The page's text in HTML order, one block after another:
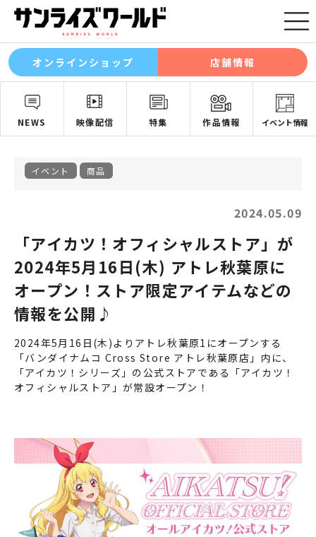
オンラインショップ 店舗情報
NEWS 映像配信 特集 作品情報 イベント情報
イベント 商品
2024.05.09
「アイカツ！オフィシャルストア」が
2024年5月16日(木) アトレ秋葉原に
オープン！ストア限定アイテムなどの
情報を公開♪
2024年5月16日(木)よりアトレ秋葉原1にオープンする
「バンダイナムコ Cross Store アトレ秋葉原店」内に、
「アイカツ！シリーズ」の公式ストアである「アイカツ！
オフィシャルストア」が常設オープン！